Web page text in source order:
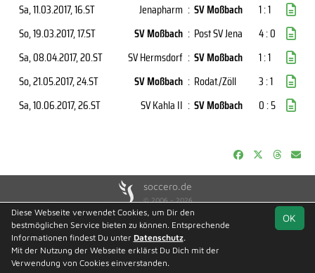
Sa, 11.03.2017, 16.ST Jenapharm : SV Moßbach
1 : 1
So, 19.03.2017, 17.ST SV Moßbach : Post SV Jena
4 : 0
Sa, 08.04.2017, 20.ST SV Hermsdorf : SV Moßbach
1 : 1
So, 21.05.2017, 24.ST SV Moßbach : Rodat./Zöll
3 : 1
Sa, 10.06.2017, 26.ST SV Kahla II : SV Moßbach 0 : 5
soccero.de
© 2006 - 2026
Besucherstatistik Kontakt Impressum
Geburtstage
Datenschutz
Facebook
Instagram
OK
Diese Webseite verwendet Cookies, um Dir den
bestmöglichen Service bieten zu können. Entsprechende
Informationen findest Du unter Datenschutz.
Mit der Nutzung der Webseite erklärst Du Dich mit der
Verwendung von Cookies einverstanden.